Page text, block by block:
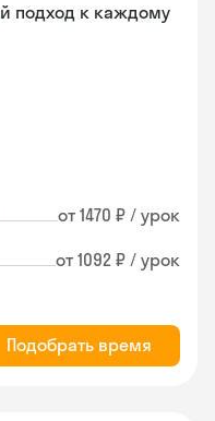
подход к каждому
от 1470 ₽ / урок
от 1092 ₽ / урок
Подобрать время